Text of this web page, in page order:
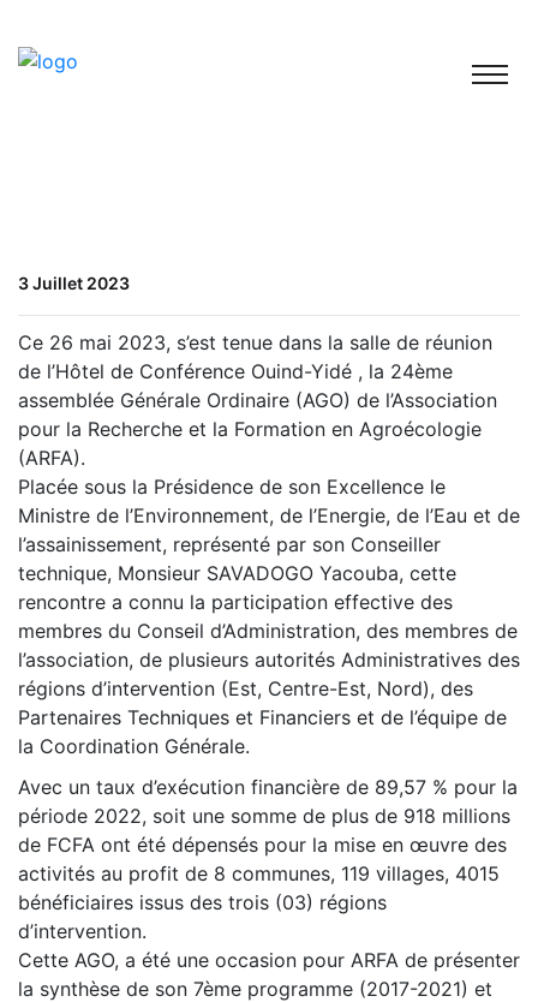
3 Juillet 2023
Ce 26 mai 2023, s’est tenue dans la salle de réunion
de l’Hôtel de Conférence Ouind-Yidé , la 24ème
assemblée Générale Ordinaire (AGO) de l’Association
pour la Recherche et la Formation en Agroécologie
(ARFA).
Placée sous la Présidence de son Excellence le
Ministre de l’Environnement, de l’Energie, de l’Eau et de
l’assainissement, représenté par son Conseiller
technique, Monsieur SAVADOGO Yacouba, cette
rencontre a connu la participation effective des
membres du Conseil d’Administration, des membres de
l’association, de plusieurs autorités Administratives des
régions d’intervention (Est, Centre-Est, Nord), des
Partenaires Techniques et Financiers et de l’équipe de
la Coordination Générale.
Avec un taux d’exécution financière de 89,57 % pour la
période 2022, soit une somme de plus de 918 millions
de FCFA ont été dépensés pour la mise en œuvre des
activités au profit de 8 communes, 119 villages, 4015
bénéficiaires issus des trois (03) régions
d’intervention.
Cette AGO, a été une occasion pour ARFA de présenter
la synthèse de son 7ème programme (2017-2021) et